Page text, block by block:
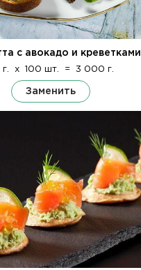
с авокадо и креветками
x 100 шт. = 3 000 г.
Заменить